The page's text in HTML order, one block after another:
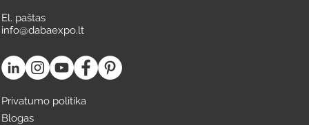
El. paštas
info@dabaexpo.lt
Privatumo politika
Blogas